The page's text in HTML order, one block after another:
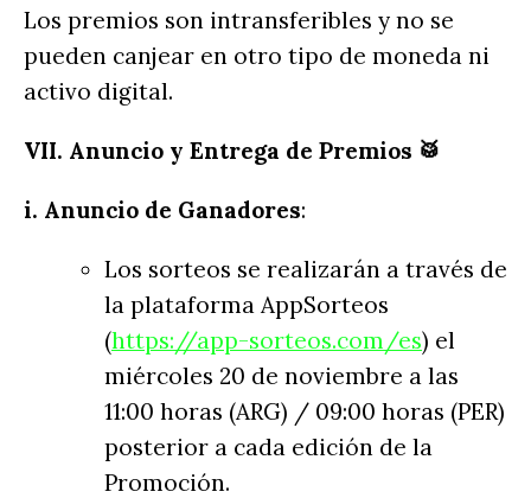
Los premios son intransferibles y no se
pueden canjear en otro tipo de moneda ni
activo digital.
VII. Anuncio y Entrega de Premios 🥁
i. Anuncio de Ganadores:
Los sorteos se realizarán a través de
la plataforma AppSorteos
(https://app-sorteos.com/es) el
miércoles 20 de noviembre a las
11:00 horas (ARG) / 09:00 horas (PER)
posterior a cada edición de la
Promoción.